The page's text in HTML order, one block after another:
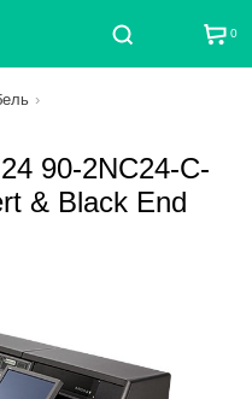
Поиск 0
90-2NC24-C-
& Black End